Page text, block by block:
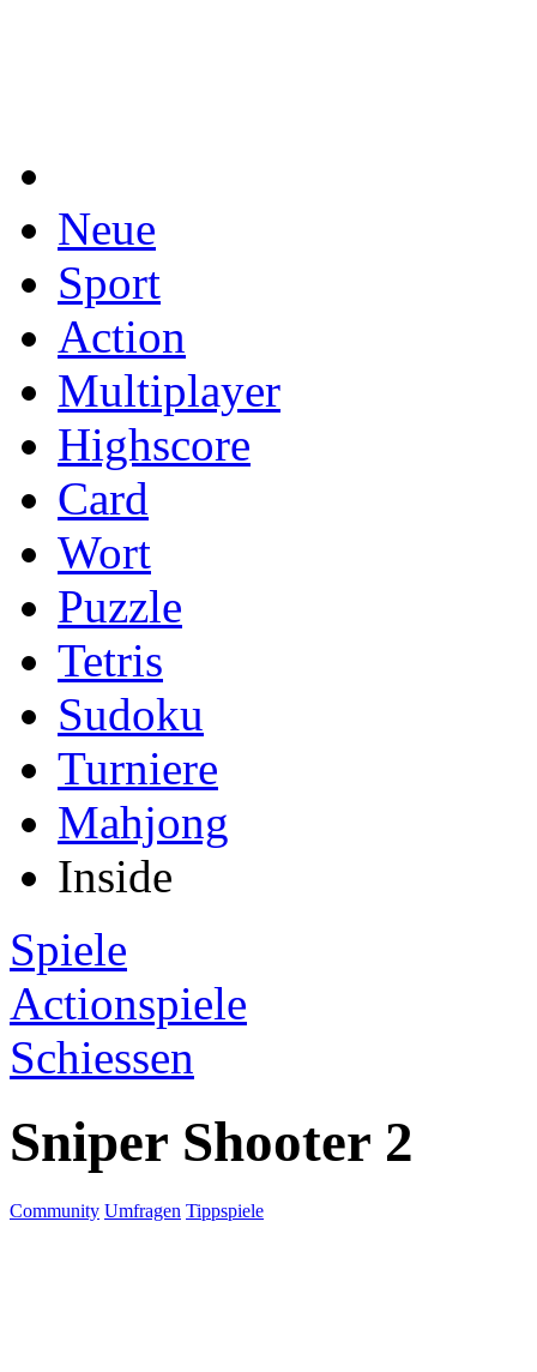
Neue
Sport
Action
Multiplayer
Highscore
Card
Wort
Puzzle
Tetris
Sudoku
Turniere
Mahjong
Inside
Spiele
Actionspiele
Schiessen
Sniper Shooter 2
Community Umfragen Tippspiele